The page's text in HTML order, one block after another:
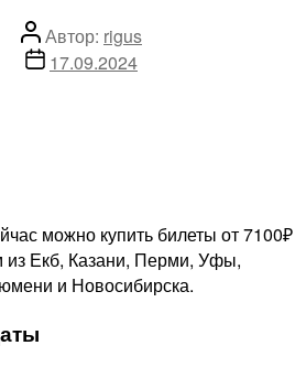
Автор
записи
Автор: rigus
Дата17.09.2024
можно купить билеты от 7100₽
из Екб, Казани, Перми, Уфы,
и Новосибирска.